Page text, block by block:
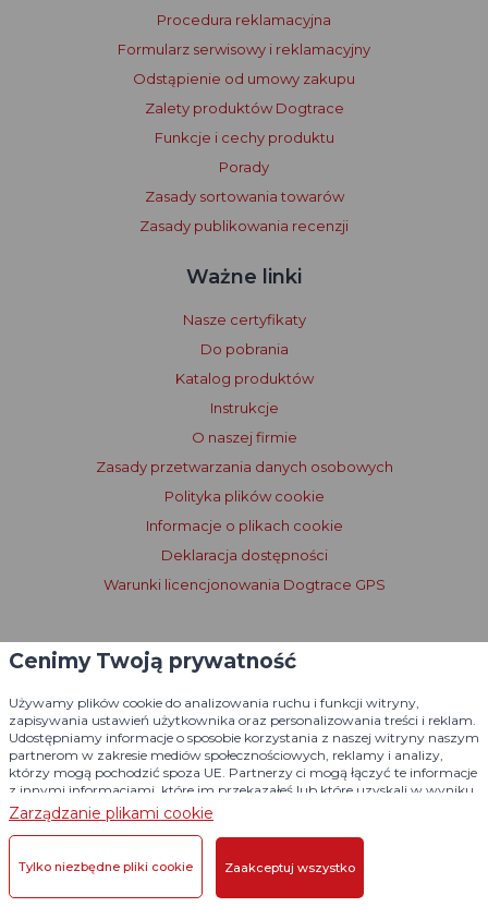
Procedura reklamacyjna
Formularz serwisowy i reklamacyjny
Odstąpienie od umowy zakupu
Zalety produktów Dogtrace
Funkcje i cechy produktu
Porady
Zasady sortowania towarów
Zasady publikowania recenzji
Ważne linki
Nasze certyfikaty
Do pobrania
Katalog produktów
Instrukcje
O naszej firmie
Zasady przetwarzania danych osobowych
Polityka plików cookie
Informacje o plikach cookie
Deklaracja dostępności
Warunki licencjonowania Dogtrace GPS
Cenimy Twoją prywatność
Używamy plików cookie do analizowania ruchu i funkcji witryny,
zapisywania ustawień użytkownika oraz personalizowania treści i reklam.
Udostępniamy informacje o sposobie korzystania z naszej witryny naszym
partnerom w zakresie mediów społecznościowych, reklamy i analizy,
którzy mogą pochodzić spoza UE. Partnerzy ci mogą łączyć te informacje
z innymi informacjami, które im przekazałeś lub które uzyskali w wyniku
korzystania z ich usług. Szczegółowe informacje
Zarządzanie plikami cookie
Tylko niezbędne pliki cookie Zaakceptuj wszystko